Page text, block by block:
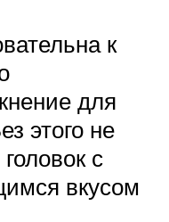
к
для
этого не
с
вкусом